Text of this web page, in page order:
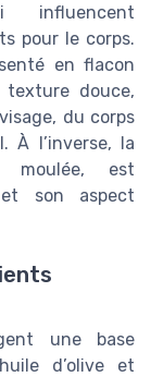
influencent
pour le corps.
en flacon
douce,
du corps
À l’inverse, la
moulée, est
son aspect
une base
d’olive et